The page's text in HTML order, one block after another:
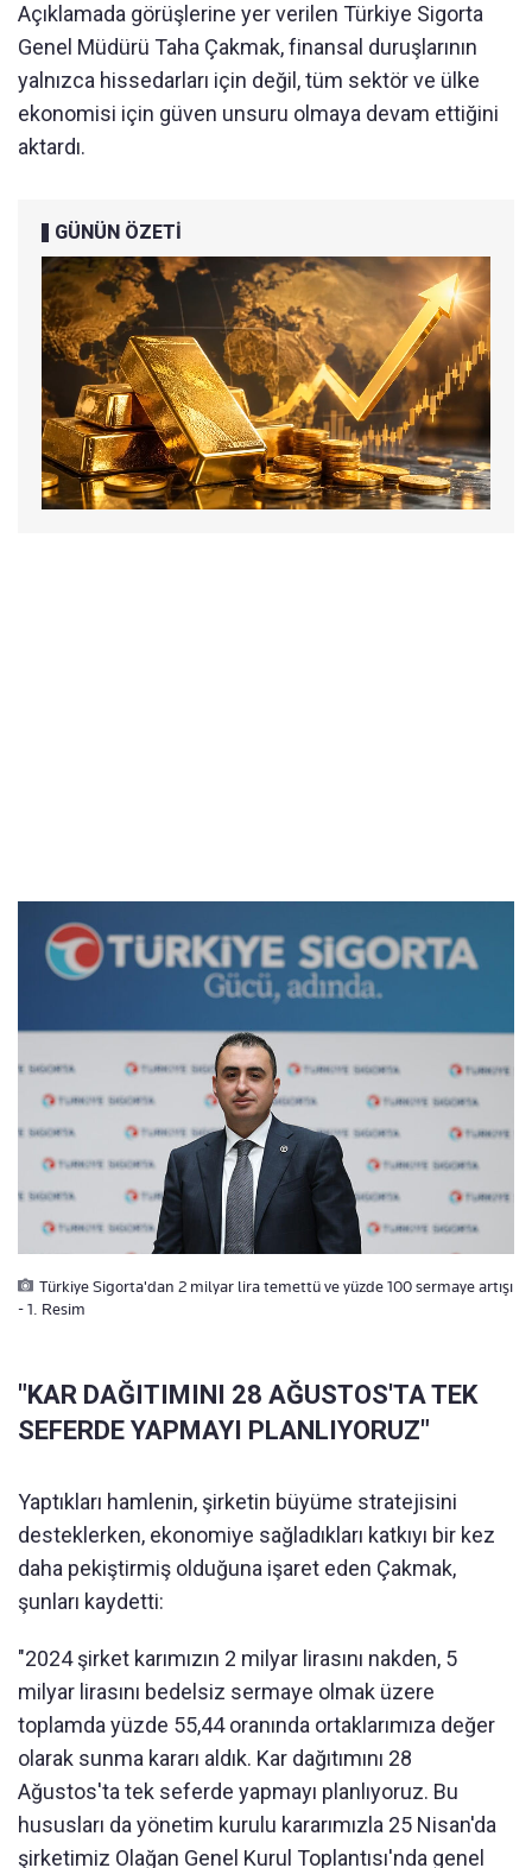
Açıklamada görüşlerine yer verilen Türkiye Sigorta
Genel Müdürü Taha Çakmak, finansal duruşlarının
yalnızca hissedarları için değil, tüm sektör ve ülke
ekonomisi için güven unsuru olmaya devam ettiğini
aktardı.
GÜNÜN ÖZETİ
Türkiye Sigorta'dan 2 milyar lira temettü ve yüzde 100 sermaye artışı
- 1. Resim
"KAR DAĞITIMINI 28 AĞUSTOS'TA TEK
SEFERDE YAPMAYI PLANLIYORUZ"
Yaptıkları hamlenin, şirketin büyüme stratejisini
desteklerken, ekonomiye sağladıkları katkıyı bir kez
daha pekiştirmiş olduğuna işaret eden Çakmak,
şunları kaydetti:
"2024 şirket karımızın 2 milyar lirasını nakden, 5
milyar lirasını bedelsiz sermaye olmak üzere
toplamda yüzde 55,44 oranında ortaklarımıza değer
olarak sunma kararı aldık. Kar dağıtımını 28
Ağustos'ta tek seferde yapmayı planlıyoruz. Bu
hususları da yönetim kurulu kararımızla 25 Nisan'da
şirketimiz Olağan Genel Kurul Toplantısı'nda genel